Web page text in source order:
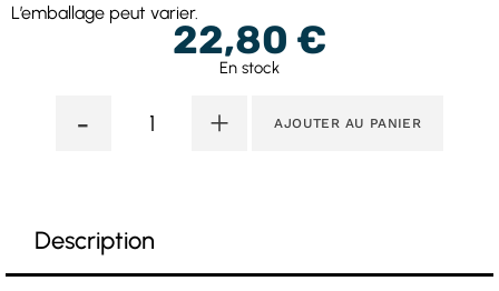
L’emballage peut varier.
22,80 €
En stock
- + AJOUTER AU PANIER
Description